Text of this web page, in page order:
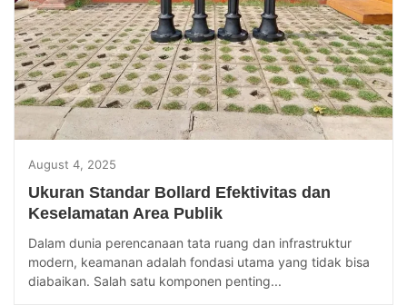
August 4, 2025
Ukuran Standar Bollard Efektivitas dan
Keselamatan Area Publik
Dalam dunia perencanaan tata ruang dan infrastruktur
modern, keamanan adalah fondasi utama yang tidak bisa
diabaikan. Salah satu komponen penting...